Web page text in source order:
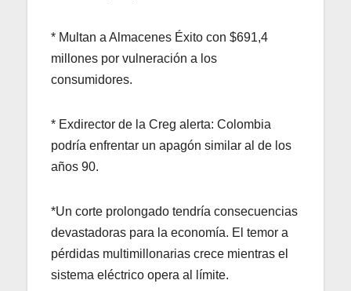
* Multan a Almacenes Éxito con $691,4
millones por vulneración a los
consumidores.
* Exdirector de la Creg alerta: Colombia
podría enfrentar un apagón similar al de los
años 90.
*Un corte prolongado tendría consecuencias
devastadoras para la economía. El temor a
pérdidas multimillonarias crece mientras el
sistema eléctrico opera al límite.